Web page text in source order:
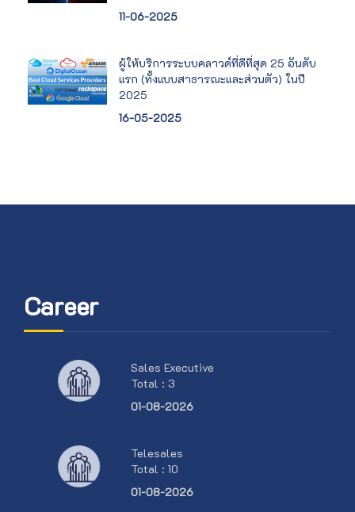
11-06-2025
ผู้ให้บริการระบบคลาวด์ที่ดีที่สุด 25 อันดับ
แรก (ทั้งแบบสาธารณะและส่วนตัว) ในปี
2025
16-05-2025
Career
Sales Executive
Total : 3
01-08-2026
Telesales
Total : 10
01-08-2026